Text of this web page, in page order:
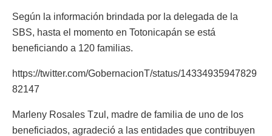
Según la información brindada por la delegada de la
SBS, hasta el momento en Totonicapán se está
beneficiando a 120 familias.
https://twitter.com/GobernacionT/status/14334935947829
82147
Marleny Rosales Tzul, madre de familia de uno de los
beneficiados, agradeció a las entidades que contribuyen